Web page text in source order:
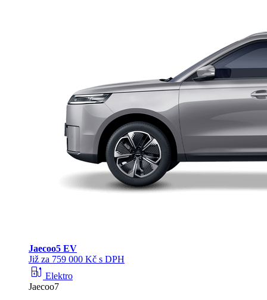
Jaecoo5 EV
Již za 759 000 Kč s DPH
ev_station Elektro
Jaecoo7